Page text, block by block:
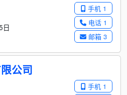
手机 1
电话 1
邮箱 3
日
公司
手机 1